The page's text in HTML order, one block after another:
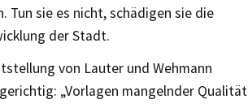
Tun sie es nicht, schädigen sie die
der Stadt.
von Lauter und Wehmann
„Vorlagen mangelnder Qualität